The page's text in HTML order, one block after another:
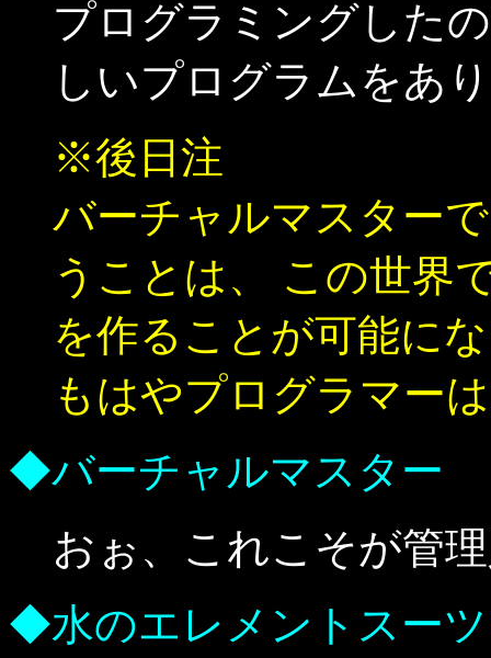
プログラミングした
しいプログラムをあ
※後日注
バーチャルマスター
うことは、 この世界
を作ることが可能に
もはやプログラマー
◆バーチャルマスター
おぉ、これこそが管
◆水のエレメントスーツ